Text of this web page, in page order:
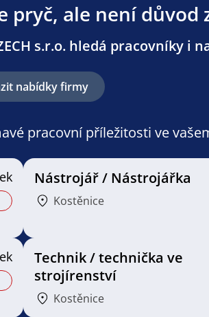
pryč, ale není důvod
s.r.o. hledá pracovníky i
nabídky firmy
pracovní příležitosti ve
Nástrojář / Nástrojářka
Kostěnice
Technik / technička ve
strojírenství
Kostěnice